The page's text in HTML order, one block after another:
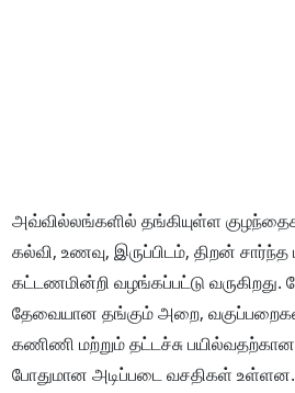
அவ்வில்லங்களில் தங்கியுள்ள
கல்வி, உணவு, இருப்பிடம், திறன்
கட்டணமின்றி வழங்கப்பட்டு வருகிறது.
தேவையான தங்கும் அறை,
கணிணி மற்றும் தட்டச்சு
போதுமான அடிப்படை வசதிகள் உள்ளன.